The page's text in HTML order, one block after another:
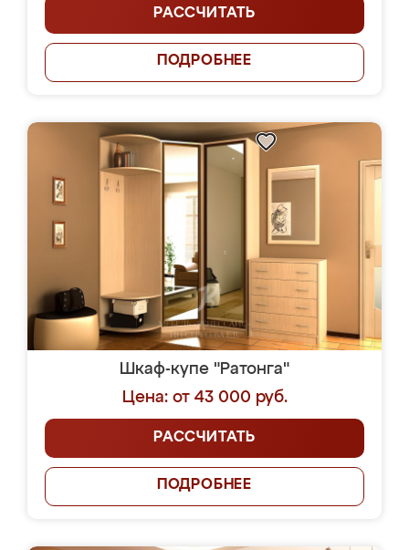
РАССЧИТАТЬ
ПОДРОБНЕЕ
Шкаф-купе "Ратонга"
Цена: от 43 000 руб.
РАССЧИТАТЬ
ПОДРОБНЕЕ